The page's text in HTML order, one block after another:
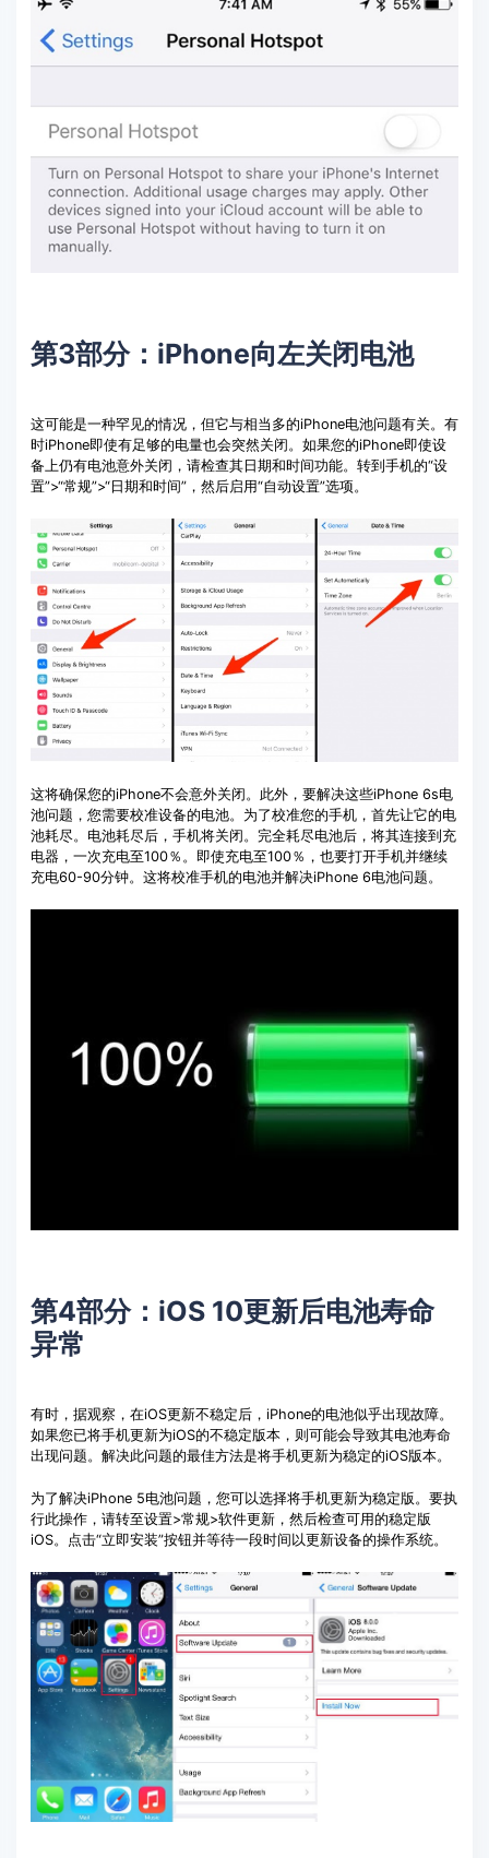
第3部分：iPhone向左关闭电池
这可能是一种罕见的情况，但它与相当多的iPhone电池问题有关。有
时iPhone即使有足够的电量也会突然关闭。如果您的iPhone即使设
备上仍有电池意外关闭，请检查其日期和时间功能。转到手机的“设
置”>“常规”>“日期和时间”，然后启用“自动设置”选项。
这将确保您的iPhone不会意外关闭。此外，要解决这些iPhone 6s电
池问题，您需要校准设备的电池。为了校准您的手机，首先让它的电
池耗尽。电池耗尽后，手机将关闭。完全耗尽电池后，将其连接到充
电器，一次充电至100％。即使充电至100％，也要打开手机并继续
充电60-90分钟。这将校准手机的电池并解决iPhone 6电池问题。
第4部分：iOS 10更新后电池寿命
异常
有时，据观察，在iOS更新不稳定后，iPhone的电池似乎出现故障。
如果您已将手机更新为iOS的不稳定版本，则可能会导致其电池寿命
出现问题。解决此问题的最佳方法是将手机更新为稳定的iOS版本。
为了解决iPhone 5电池问题，您可以选择将手机更新为稳定版。要执
行此操作，请转至设置>常规>软件更新，然后检查可用的稳定版
iOS。点击“立即安装”按钮并等待一段时间以更新设备的操作系统。